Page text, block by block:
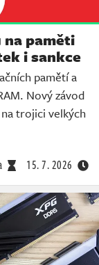
paměti
i sankce
pamětí a
Nový závod
trojici velkých
15. 7. 2026